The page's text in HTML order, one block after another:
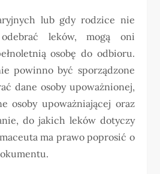
lub gdy rodzice nie
leków, mogą oni
osobę do odbioru.
powinno być sporządzone
dane osoby upoważnionej,
osoby upoważniającej oraz
do jakich leków dotyczy
ma prawo poprosić o